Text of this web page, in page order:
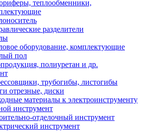
теплообменники,
разделители
оборудование, комплектующие
пол
полиуретан и др.
трубогибы, листогибы
отрезные, диски
материалы к электроинструменту
инструмент
отделочный инструмент
инструмент